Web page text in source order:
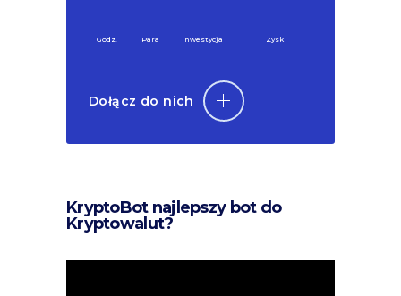
Godz. Para Inwestycja Zysk
Dołącz do nich
KryptoBot najlepszy bot do
Kryptowalut?